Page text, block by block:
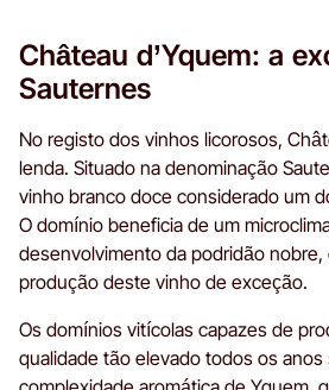
Château d’Yquem: a
Sauternes
No registo dos vinhos licorosos,
lenda. Situado na denominação
vinho branco doce considerado um
O domínio beneficia de um
desenvolvimento da podridão nobre,
produção deste vinho de exceção.
Os domínios vitícolas capazes de
qualidade tão elevado todos os anos